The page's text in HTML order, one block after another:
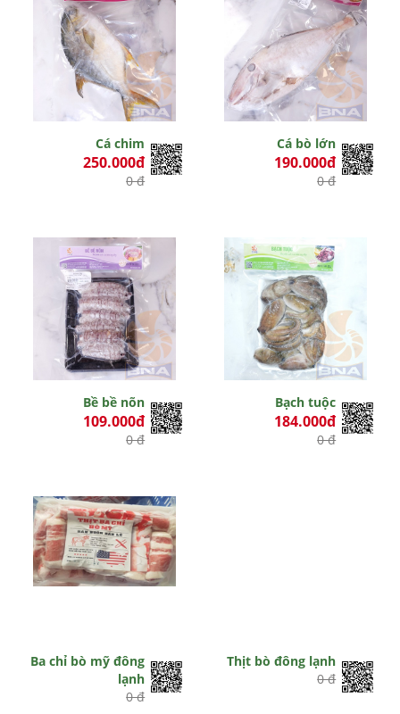
Cá chim
250.000đ
0 đ
Cá bò lớn
190.000đ
0 đ
Bề bề nõn
109.000đ
0 đ
Bạch tuộc
184.000đ
0 đ
Ba chỉ bò mỹ đông
lạnh
0 đ
Thịt bò đông lạnh
0 đ